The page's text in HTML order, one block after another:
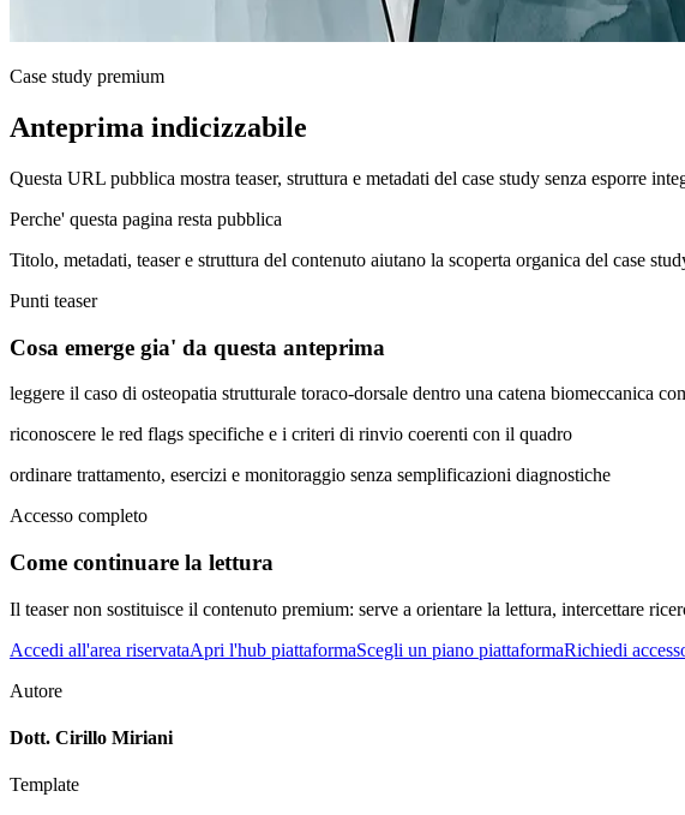
Case study premium
Anteprima indicizzabile
Questa URL pubblica mostra teaser, struttura e metadati del case study senza esporre
Perche' questa pagina resta pubblica
Titolo, metadati, teaser e struttura del contenuto aiutano la scoperta organica del case
Punti teaser
Cosa emerge gia' da questa anteprima
leggere il caso di osteopatia strutturale toraco-dorsale dentro una catena biomeccanica
riconoscere le red flags specifiche e i criteri di rinvio coerenti con il quadro
ordinare trattamento, esercizi e monitoraggio senza semplificazioni diagnostiche
Accesso completo
Come continuare la lettura
Il teaser non sostituisce il contenuto premium: serve a orientare la lettura, intercettare
Accedi all'area riservataApri l'hub piattaformaScegli un piano piattaformaRichiedi
Autore
Dott. Cirillo Miriani
Template